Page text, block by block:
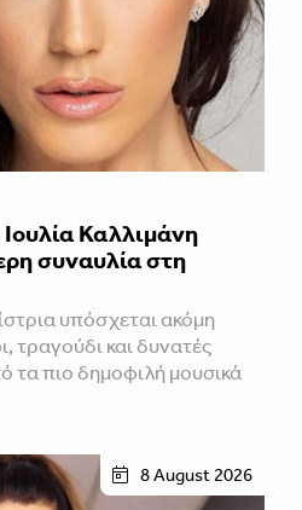
Καλλιμάνη
συναυλία στη
υπόσχεται ακόμη
τραγούδι και δυνατές
τα πιο δημοφιλή μουσικά
8 August 2026